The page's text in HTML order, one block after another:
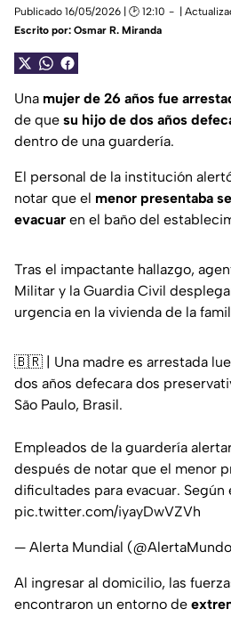
Publicado 16/05/2026 | 🕑 12:10 |
Escrito por: Osmar R. Miranda
Una mujer de 26 años fue
de que su hijo de dos años
dentro de una guardería.
El personal de la institución
notar que el menor presentaba
evacuar en el baño del
Tras el impactante hallazgo,
Militar y la Guardia Civil
urgencia en la vivienda de la
🇧🇷 | Una madre es arrestada
dos años defecara dos
São Paulo, Brasil.
Empleados de la guardería
después de notar que el menor
dificultades para evacuar. Según
pic.twitter.com/iyayDwVZVh
— Alerta Mundial
Al ingresar al domicilio, las
encontraron un entorno de